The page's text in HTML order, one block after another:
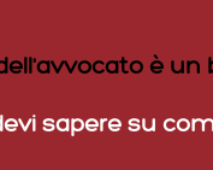
è
sapere su